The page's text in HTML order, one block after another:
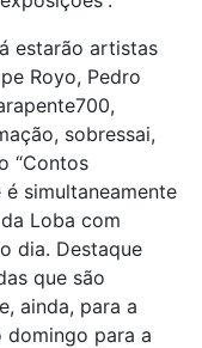
estarão artistas
Royo, Pedro
sobressai,
“Contos
simultaneamente
Loba com
dia. Destaque
que são
ainda, para a
domingo para a